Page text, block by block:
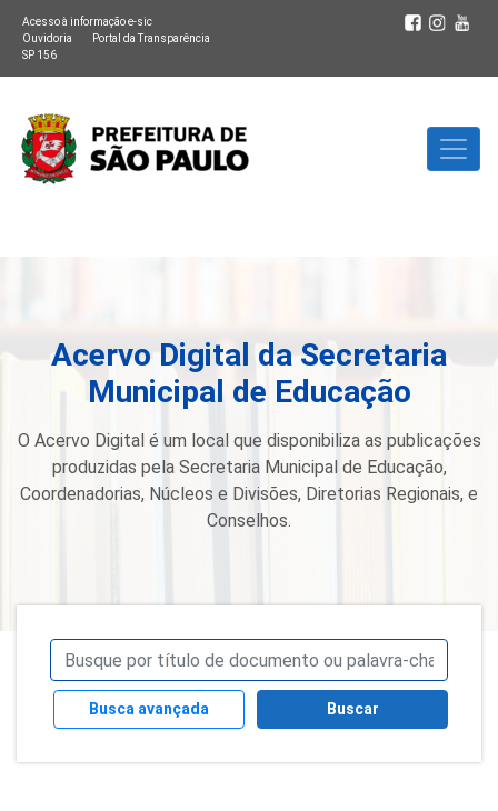
Acesso à informação e-sic
Ouvidoria
Portal da Transparência
SP 156
Acervo Digital da Secretaria
Municipal de Educação
O Acervo Digital é um local que disponibiliza as publicações
produzidas pela Secretaria Municipal de Educação,
Coordenadorias, Núcleos e Divisões, Diretorias Regionais, e
Conselhos.
Busca avançada Buscar